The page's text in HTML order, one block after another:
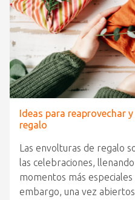
Ideas para reaprovechar
regalo
Las envolturas de regalo
las celebraciones,
momentos más
embargo, una vez